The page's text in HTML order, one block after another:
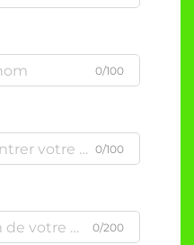
0/100
0/100
0/200